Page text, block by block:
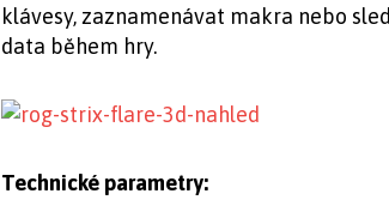
klávesy, zaznamenávat makra nebo
data během hry.
Technické parametry: